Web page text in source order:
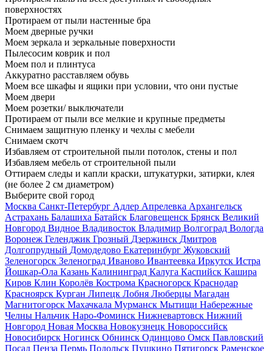
поверхностях
Протираем от пыли настенные бра
Моем дверные ручки
Моем зеркала и зеркальные поверхности
Пылесосим коврик и пол
Моем пол и плинтуса
Аккуратно расставляем обувь
Моем все шкафы и ящики при условии, что они пустые
Моем двери
Моем розетки/ выключатели
Протираем от пыли все мелкие и крупные предметы
Снимаем защитную пленку и чехлы с мебели
Снимаем скотч
Избавляем от строительной пыли потолок, стены и пол
Избавляем мебель от строительной пыли
Оттираем следы и капли краски, штукатурки, затирки, клея
(не более 2 см диаметром)
Выберите свой город
Москва Санкт-Петербург Адлер Апрелевка Архангельск
Астрахань Балашиха Батайск Благовещенск Брянск Великий
Новгород Видное Владивосток Владимир Волгоград Вологда
Воронеж Геленджик Грозный Дзержинск Дмитров
Долгопрудный Домодедово Екатеринбург Жуковский
Зеленогорск Зеленоград Иваново Ивантеевка Иркутск Истра
Йошкар-Ола Казань Калининград Калуга Каспийск Кашира
Киров Клин Королёв Кострома Красногорск Краснодар
Красноярск Курган Липецк Лобня Люберцы Магадан
Магнитогорск Махачкала Мурманск Мытищи Набережные
Челны Нальчик Наро-Фоминск Нижневартовск Нижний
Новгород Новая Москва Новокузнецк Новороссийск
Новосибирск Ногинск Обнинск Одинцово Омск Павловский
Посад Пенза Пермь Подольск Пушкино Пятигорск Раменское